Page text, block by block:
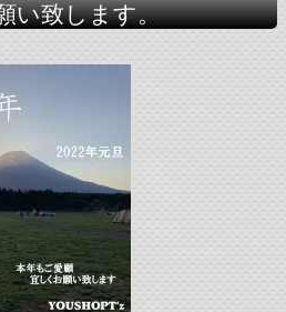
い致します。